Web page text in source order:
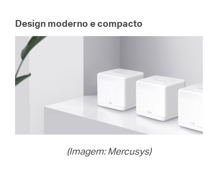
Design moderno e compacto
(Imagem: Mercusys)